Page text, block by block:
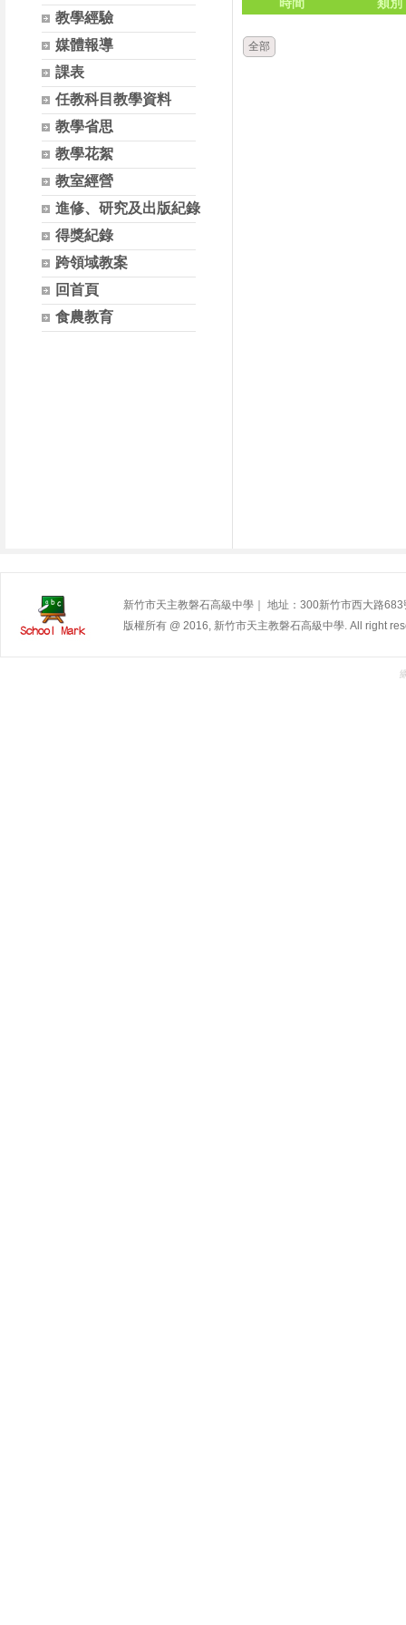
教學經驗
媒體報導
課表
任教科目教學資料
教學省思
教學花絮
教室經營
進修、研究及出版紀錄
得獎紀錄
跨領域教案
回首頁
食農教育
全部
新竹市天主教磐石高級中學｜ 地址：300新竹市西大路
版權所有 @ 2016, 新竹市天主教磐石高級中學. All right